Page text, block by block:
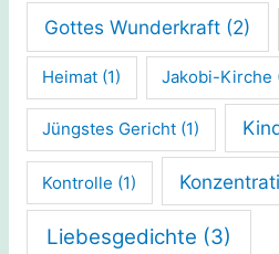
Gottes Wunderkraft (2)
Heimat (1) Jakobi-Kirche
Jüngstes Gericht (1)
Kontrolle (1)
Liebesgedichte (3)